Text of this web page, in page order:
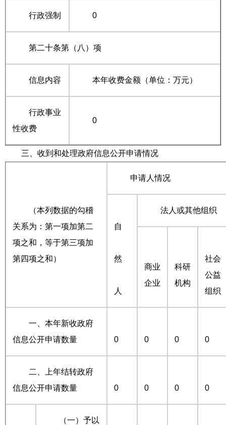
行政强制 0
第二十条第（八）项
信息内容 本年收费金额（单位：万元）
行政事业
性收费
0
三、收到和处理政府信息公开申请情况
（本列数据的勾稽
关系为：第一项加第二
项之和，等于第三项加
第四项之和）
申请人情况
自
然
人
法人或其他组织
商业
企业
科研
机构
社会
公益
组织
一、本年新收政府
信息公开申请数量
0 0 0 0
二、上年结转政府
信息公开申请数量
0 0 0 0
（一）予以